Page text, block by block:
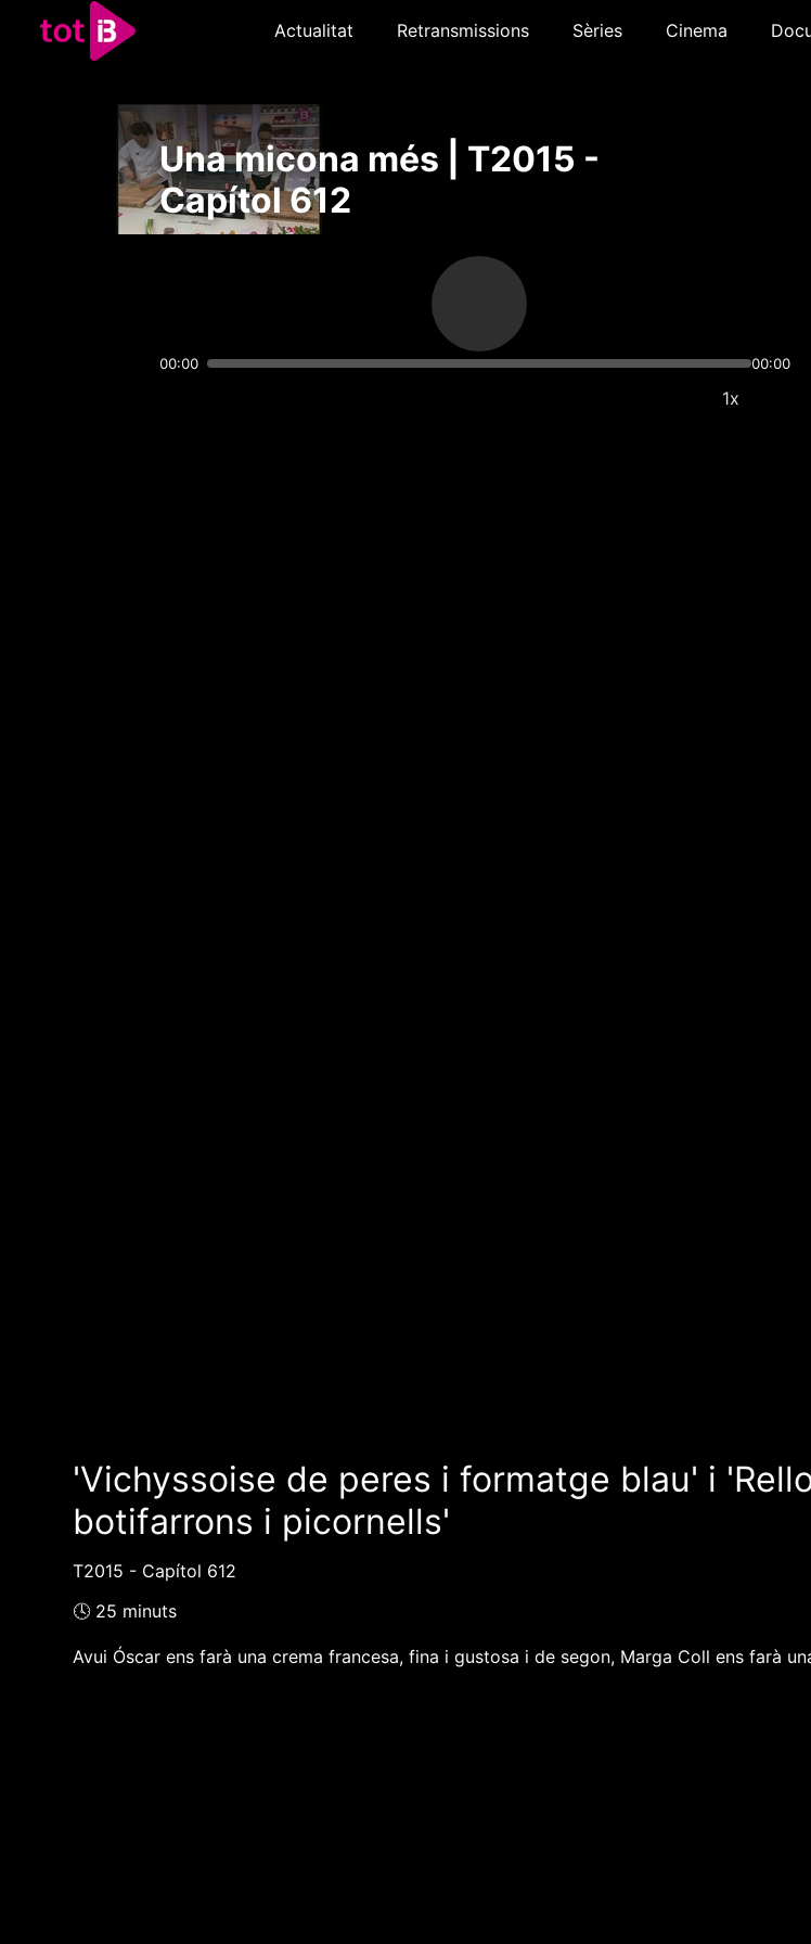
Actualitat Retransmissions Sèries Cinema
Una micona més | T2015 -
Capítol 612
00:00 00:00
1x
'Vichyssoise de peres i formatge blau' i
botifarrons i picornells'
T2015 - Capítol 612
🕓 25 minuts
Avui Óscar ens farà una crema francesa, fina i gustosa i de segon, Marga Coll ens farà